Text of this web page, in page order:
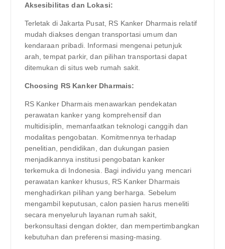
Aksesibilitas dan Lokasi:
Terletak di Jakarta Pusat, RS Kanker Dharmais relatif
mudah diakses dengan transportasi umum dan
kendaraan pribadi. Informasi mengenai petunjuk
arah, tempat parkir, dan pilihan transportasi dapat
ditemukan di situs web rumah sakit.
Choosing RS Kanker Dharmais:
RS Kanker Dharmais menawarkan pendekatan
perawatan kanker yang komprehensif dan
multidisiplin, memanfaatkan teknologi canggih dan
modalitas pengobatan. Komitmennya terhadap
penelitian, pendidikan, dan dukungan pasien
menjadikannya institusi pengobatan kanker
terkemuka di Indonesia. Bagi individu yang mencari
perawatan kanker khusus, RS Kanker Dharmais
menghadirkan pilihan yang berharga. Sebelum
mengambil keputusan, calon pasien harus meneliti
secara menyeluruh layanan rumah sakit,
berkonsultasi dengan dokter, dan mempertimbangkan
kebutuhan dan preferensi masing-masing.